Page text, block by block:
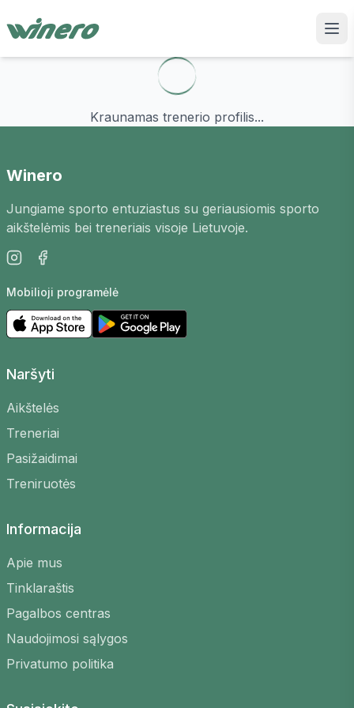
Kraunamas trenerio profilis...
Winero
Jungiame sporto entuziastus su geriausiomis sporto
aikštelėmis bei treneriais visoje Lietuvoje.
Mobilioji programėlė
Naršyti
Aikštelės
Treneriai
Pasižaidimai
Treniruotės
Informacija
Apie mus
Tinklaraštis
Pagalbos centras
Naudojimosi sąlygos
Privatumo politika